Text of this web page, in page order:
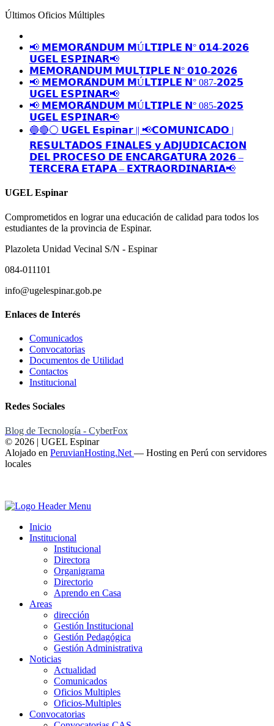
Últimos Oficios Múltiples
📢 𝗠𝗘𝗠𝗢𝗥𝗔́𝗡𝗗𝗨𝗠 𝗠Ú𝗟𝗧𝗜𝗣𝗟𝗘 𝗡° 𝟬𝟭𝟰-𝟮𝟬𝟮𝟲
𝗨𝗚𝗘𝗟 𝗘𝗦𝗣𝗜𝗡𝗔𝗥📢
𝗠𝗘𝗠𝗢𝗥𝗔𝗡𝗗𝗨𝗠 𝗠𝗨𝗟𝗧𝗜𝗣𝗟𝗘 𝗡° 𝟬𝟭𝟬-𝟮𝟬𝟮𝟲
📢 𝗠𝗘𝗠𝗢𝗥𝗔́𝗡𝗗𝗨𝗠 𝗠Ú𝗟𝗧𝗜𝗣𝗟𝗘 𝗡° 087-𝟮𝟬𝟮𝟱
𝗨𝗚𝗘𝗟 𝗘𝗦𝗣𝗜𝗡𝗔𝗥📢
📢 𝗠𝗘𝗠𝗢𝗥𝗔́𝗡𝗗𝗨𝗠 𝗠Ú𝗟𝗧𝗜𝗣𝗟𝗘 𝗡° 085-𝟮𝟬𝟮𝟱
𝗨𝗚𝗘𝗟 𝗘𝗦𝗣𝗜𝗡𝗔𝗥📢
🔵🔴⚪️ 𝗨𝗚𝗘𝗟 𝗘𝘀𝗽𝗶𝗻𝗮𝗿 || 📢𝗖𝗢𝗠𝗨𝗡𝗜𝗖𝗔𝗗𝗢 |
𝗥𝗘𝗦𝗨𝗟𝗧𝗔𝗗𝗢𝗦 𝗙𝗜𝗡𝗔𝗟𝗘𝗦 𝘆 𝗔𝗗𝗝𝗨𝗗𝗜𝗖𝗔𝗖𝗜𝗢𝗡
𝗗𝗘𝗟 𝗣𝗥𝗢𝗖𝗘𝗦𝗢 𝗗𝗘 𝗘𝗡𝗖𝗔𝗥𝗚𝗔𝗧𝗨𝗥𝗔 𝟮𝟬𝟮𝟲 –
𝗧𝗘𝗥𝗖𝗘𝗥𝗔 𝗘𝗧𝗔𝗣𝗔 – 𝗘𝗫𝗧𝗥𝗔𝗢𝗥𝗗𝗜𝗡𝗔𝗥𝗜𝗔📢
UGEL Espinar
Comprometidos en lograr una educación de calidad para todos los
estudiantes de la provincia de Espinar.
Plazoleta Unidad Vecinal S/N - Espinar
084-011101
info@ugelespinar.gob.pe
Enlaces de Interés
Comunicados
Convocatorias
Documentos de Utilidad
Contactos
Institucional
Redes Sociales
Blog de Tecnología - CyberFox
© 2026 | UGEL Espinar
Alojado en PeruvianHosting.Net — Hosting en Perú con servidores
locales
Inicio
Institucional
Institucional
Directora
Organigrama
Directorio
Aprendo en Casa
Areas
dirección
Gestión Institucional
Gestión Pedagógica
Gestión Administrativa
Noticias
Actualidad
Comunicados
Oficios Multiples
Oficios-Multiples
Convocatorias